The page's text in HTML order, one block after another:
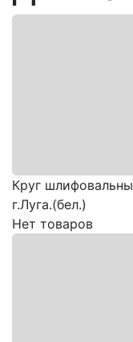
Круг
г.Луга.(бел.)
Нет товаров